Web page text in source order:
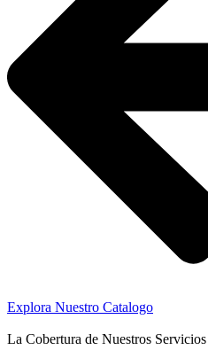
Explora Nuestro Catalogo
La Cobertura de Nuestros Servicios